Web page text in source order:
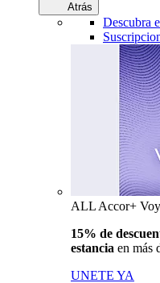
Atrás
Descubra
ALL Accor+
15% de
estancia en más
UNETE YA